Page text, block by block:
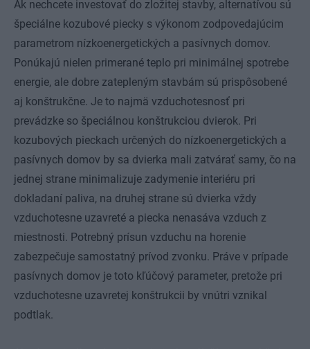
Ak nechcete investovať do zložitej stavby, alternatívou sú
špeciálne kozubové piecky s výkonom zodpovedajúcim
parametrom nízkoenergetických a pasívnych domov.
Ponúkajú nielen primerané teplo pri minimálnej spotrebe
energie, ale dobre zatepleným stavbám sú prispôsobené
aj konštrukčne. Je to najmä vzduchotesnosť pri
prevádzke so špeciálnou konštrukciou dvierok. Pri
kozubových pieckach určených do nízkoenergetických a
pasívnych domov by sa dvierka mali zatvárať samy, čo na
jednej strane minimalizuje zadymenie interiéru pri
dokladaní paliva, na druhej strane sú dvierka vždy
vzduchotesne uzavreté a piecka nenasáva vzduch z
miestnosti. Potrebný prísun vzduchu na horenie
zabezpečuje samostatný prívod zvonku. Práve v prípade
pasívnych domov je toto kľúčový parameter, pretože pri
vzduchotesne uzavretej konštrukcii by vnútri vznikal
podtlak.